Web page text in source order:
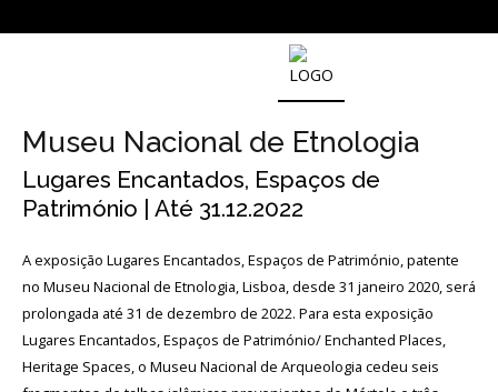
MUSEU
DE
ARQUEOLOGIA
História
O
Museu Nacional de Etnologia
Lugares Encantados, Espaços de
Património | Até 31.12.2022
A exposição Lugares Encantados, Espaços de Património, patente
no Museu Nacional de Etnologia, Lisboa, desde 31 janeiro 2020, será
prolongada até 31 de dezembro de 2022. Para esta exposição
Lugares Encantados, Espaços de Património/ Enchanted Places,
Heritage Spaces, o Museu Nacional de Arqueologia cedeu seis